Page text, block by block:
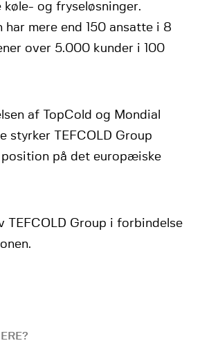
køle- og fryseløsninger.
har mere end 150 ansatte i 8
over 5.000 kunder i 100
af TopCold og Mondial
styrker TEFCOLD Group
på det europæiske
TEFCOLD Group i forbindelse